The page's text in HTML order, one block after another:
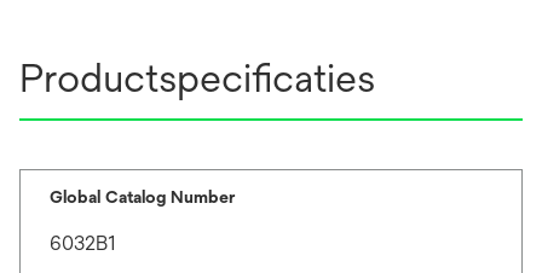
Productspecificaties
Global Catalog Number
6032B1